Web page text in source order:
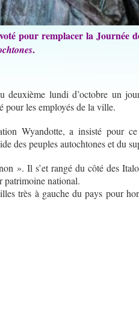
pour remplacer la Journée
.
lundi d’octobre un
pour les employés de la ville.
Wyandotte, a insisté pour ce
des peuples autochtones et du
». Il s’et rangé du côté des
patrimoine national.
très à gauche du pays pour